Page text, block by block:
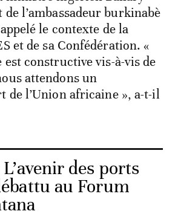
de l’ambassadeur burkinabè
le contexte de la
et de sa Confédération. «
constructive vis-à-vis de
attendons un
de l’Union africaine », a-t-il
L’avenir des ports
au Forum